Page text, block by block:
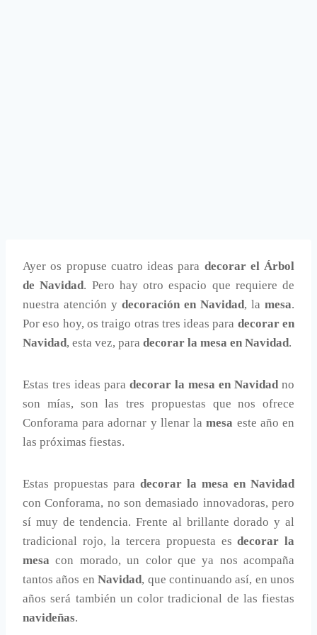
Ayer os propuse cuatro ideas para decorar el Árbol
de Navidad. Pero hay otro espacio que requiere de
nuestra atención y decoración en Navidad, la mesa.
Por eso hoy, os traigo otras tres ideas para decorar en
Navidad, esta vez, para decorar la mesa en Navidad.
Estas tres ideas para decorar la mesa en Navidadno
son mías, son las tres propuestas que nos ofrece
Conforama para adornar y llenar lamesa este año en
las próximas fiestas.
Estas propuestas para decorar la mesa en Navidad
con Conforama, no son demasiado innovadoras, pero
sí muy de tendencia. Frente al brillante dorado y al
tradicional rojo, la tercera propuesta esdecorar la
mesa con morado, un color que ya nos acompaña
tantos años enNavidad, que continuando así, en unos
años será también un color tradicional de las fiestas
navideñas.